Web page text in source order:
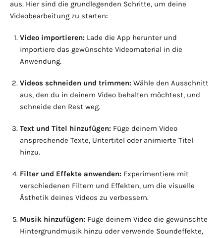
aus. Hier sind die grundlegenden Schritte, um deine
Videobearbeitung zu starten:
Video importieren: Lade die App herunter und
importiere das gewünschte Videomaterial in die
Anwendung.
Videos schneiden und trimmen: Wähle den Ausschnitt
aus, den du in deinem Video behalten möchtest, und
schneide den Rest weg.
Text und Titel hinzufügen: Füge deinem Video
ansprechende Texte, Untertitel oder animierte Titel
hinzu.
Filter und Effekte anwenden: Experimentiere mit
verschiedenen Filtern und Effekten, um die visuelle
Ästhetik deines Videos zu verbessern.
Musik hinzufügen: Füge deinem Video die gewünschte
Hintergrundmusik hinzu oder verwende Soundeffekte,